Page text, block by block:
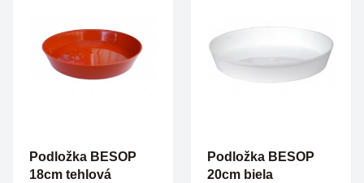
Podložka BESOP
18cm tehlová
Podložka BESOP
20cm biela